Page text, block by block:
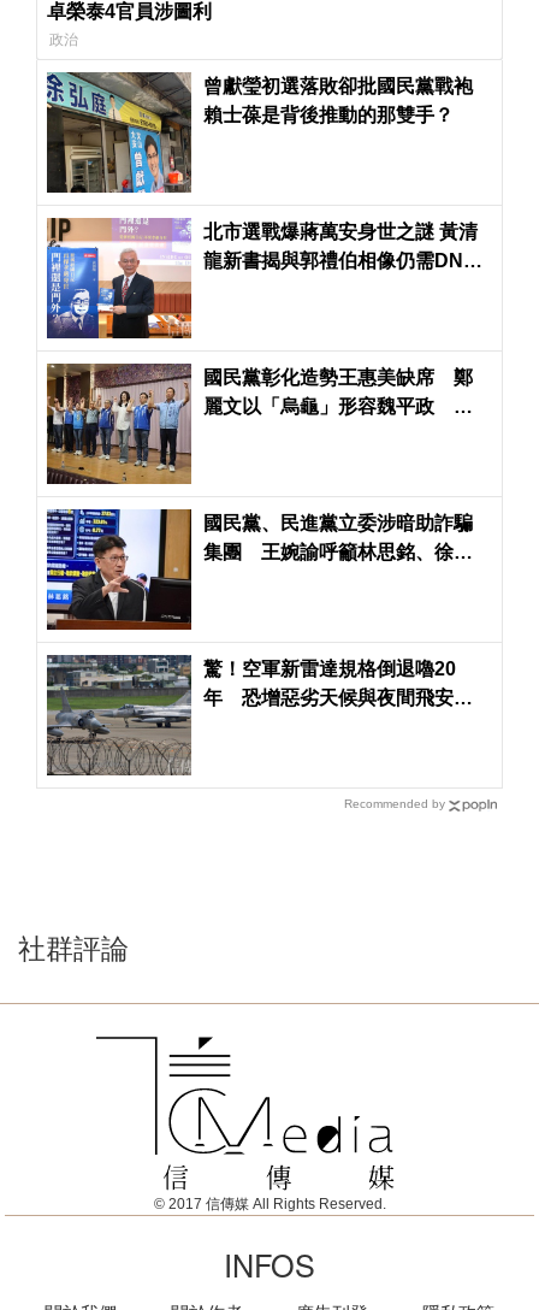
卓榮泰4官員涉圖利
政治
曾獻瑩初選落敗卻批國民黨戰袍
賴士葆是背後推動的那雙手？
北市選戰爆蔣萬安身世之謎 黃清
龍新書揭與郭禮伯相像仍需DNA
國民黨彰化造勢王惠美缺席 鄭
麗文以「烏龜」形容魏平政 喊
國民黨、民進黨立委涉暗助詐騙
集團 王婉諭呼籲林思銘、徐富
驚！空軍新雷達規格倒退嚕20
年 恐增惡劣天候與夜間飛安風
Recommended by
社群評論
© 2017 信傳媒 All Rights Reserved.
INFOS